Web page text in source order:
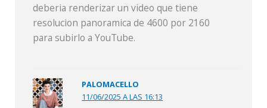
deberia renderizar un video que tiene
resolucion panoramica de 4600 por 2160
para subirlo a YouTube.
PALOMACELLO
11/06/2025 A LAS 16:13